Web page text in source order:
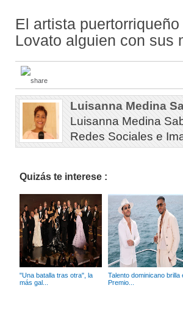
El artista
Lovato alguien con sus
Luisanna Medina
Luisanna Medina
Redes Sociales e
Quizás te interese :
"Una batalla tras otra", la
más gal...
Talento dominicano brilla
Premio...